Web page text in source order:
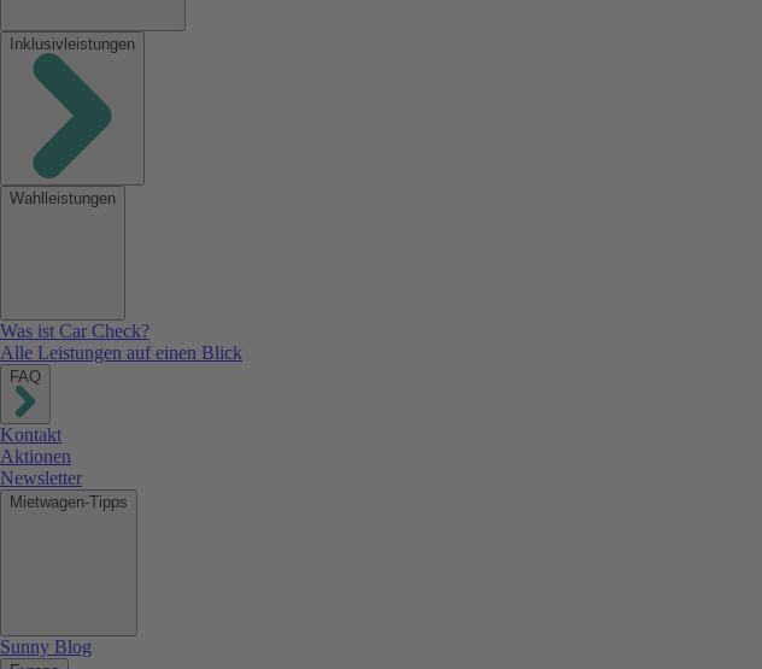
Inklusivleistungen
Wahlleistungen
Was ist Car Check?
Alle Leistungen auf einen Blick
FAQ
Kontakt
Aktionen
Newsletter
Mietwagen-Tipps
Sunny Blog